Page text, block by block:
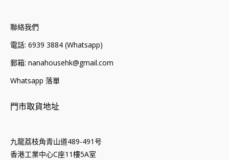
聯絡我們
電話: 6939 3884 (Whatsapp)
郵箱: nanahousehk@gmail.com
Whatsapp 落單
門市取貨地址
九龍荔枝角青山道489-491号
香港工業中心C座11樓5A室